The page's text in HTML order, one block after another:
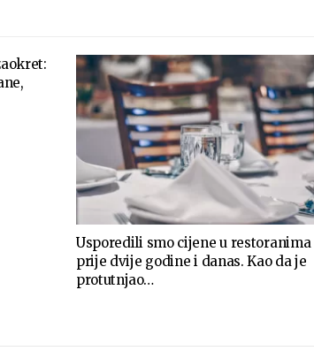
Usporedili smo cijene u restoranima
prije dvije godine i danas. Kao da je
protutnjao…